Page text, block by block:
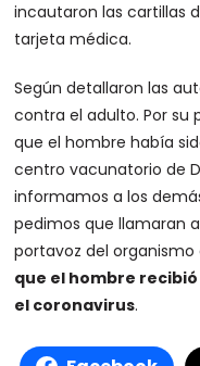
incautaron las cartillas
tarjeta médica.
Según detallaron las
contra el adulto. Por su
que el hombre había
centro vacunatorio de
informamos a los
pedimos que llamaran
portavoz del
que el hombre
el coronavirus.